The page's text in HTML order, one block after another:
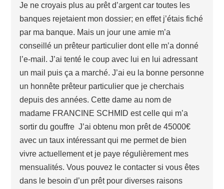
Je ne croyais plus au prêt d’argent car toutes les
banques rejetaient mon dossier; en effet j’étais fiché
par ma banque. Mais un jour une amie m’a
conseillé un prêteur particulier dont elle m’a donné
l’e-mail. J’ai tenté le coup avec lui en lui adressant
un mail puis ça a marché. J’ai eu la bonne personne
un honnête prêteur particulier que je cherchais
depuis des années. Cette dame au nom de
madame FRANCINE SCHMID est celle qui m’a
sortir du gouffre J’ai obtenu mon prêt de 45000€
avec un taux intéressant qui me permet de bien
vivre actuellement et je paye régulièrement mes
mensualités. Vous pouvez le contacter si vous êtes
dans le besoin d’un prêt pour diverses raisons